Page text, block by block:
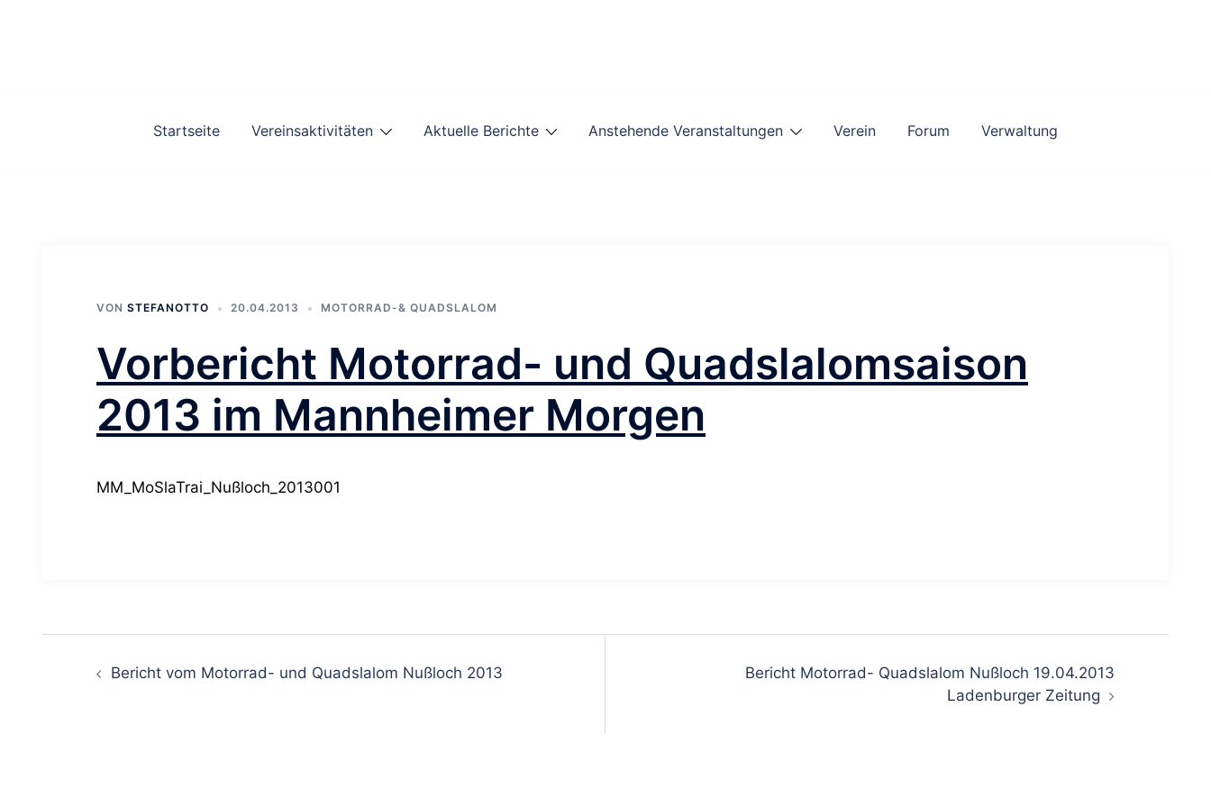
Startseite Vereinsaktivitäten Aktuelle Berichte Anstehende Veranstaltungen Verein Forum Verwaltung
VON STEFANOTTO 20.04.2013 MOTORRAD-& QUADSLALOM
Vorbericht Motorrad- und Quadslalomsaison
2013 im Mannheimer Morgen
MM_MoSlaTrai_Nußloch_2013001
Bericht vom Motorrad- und Quadslalom Nußloch 2013
Bericht Motorrad- Quadslalom Nußloch 19.04.2013
Ladenburger Zeitung